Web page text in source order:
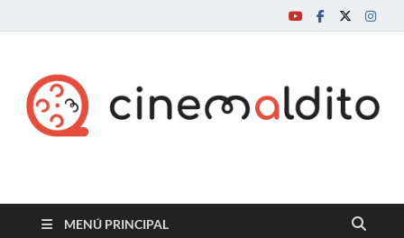
Cine maldito
MENÚ PRINCIPAL